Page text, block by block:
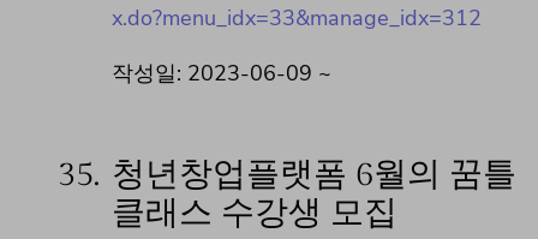
x.do?menu_idx=33&manage_idx=312
작성일: 2023-06-09 ~
35. 청년창업플랫폼 6월의 꿈틀
클래스 수강생 모집